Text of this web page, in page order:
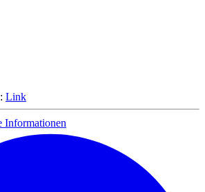
Link
Informationen